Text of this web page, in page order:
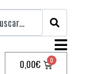
0,00€